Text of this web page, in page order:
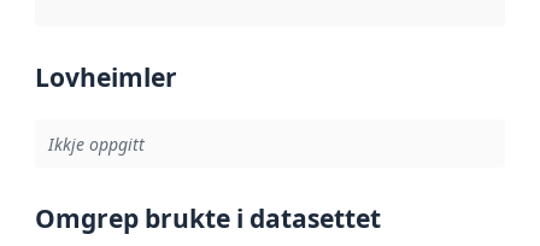
Lovheimler
Ikkje oppgitt
Omgrep brukte i datasettet